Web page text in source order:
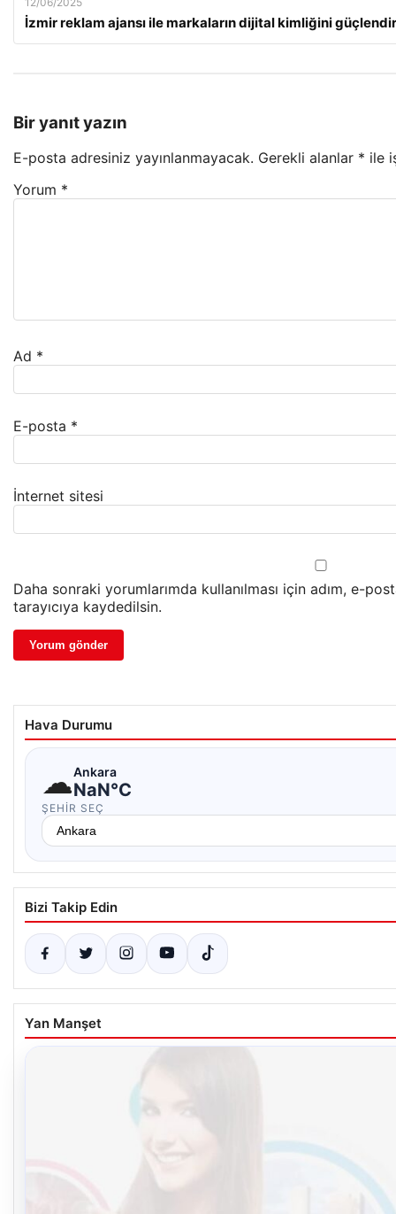
İzmir reklam ajansı ile markaların dijital kimliğini
Bir yanıt yazın
E-posta adresiniz yayınlanmayacak. Gerekli alanlar * ile
Yorum *
Ad *
E-posta *
İnternet sitesi
Daha sonraki yorumlarımda kullanılması için adım, e-
tarayıcıya kaydedilsin.
Hava Durumu
☁Ankara
NaN°C
ŞEHIR SEÇ
Bizi Takip Edin
Yan Manşet